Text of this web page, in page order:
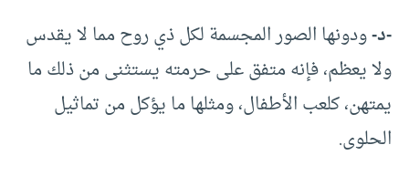
-د-ودونها الصور المجسمة لكل ذي روح مما لا يقدس
ولا يعظم، فإنه متفق على حرمته يستثنى من ذلك ما
يمتهن، كلعب الأطفال، ومثلها ما يؤكل من تماثيل
الحلوى.